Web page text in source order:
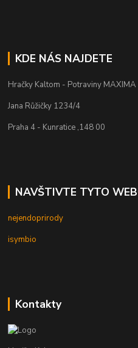
KDE NÁS NAJDETE
Hračky Kaltom - Potraviny MAXIMA
Jana Růžičky 1234/4
Praha 4 - Kunratice ,148 00
NAVŠTIVTE TYTO
nejendoprirody
isymbio
Kontakty